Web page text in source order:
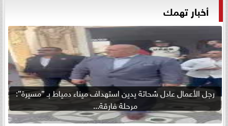
أخبار تهمك
رجل الأعمال عادل شحاتة يدين استهداف ميناء دمياط بـ ”مسيرة”:
مرحلة فارقة...